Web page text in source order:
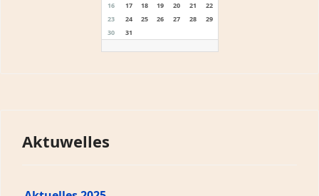
16
17 18 19 20 21
22
23
24 25 26 27 28
29
30
31
Aktuwelles